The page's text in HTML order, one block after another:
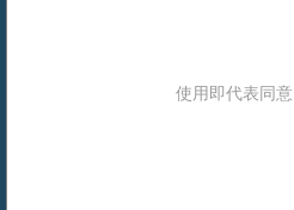
使用即代表同意